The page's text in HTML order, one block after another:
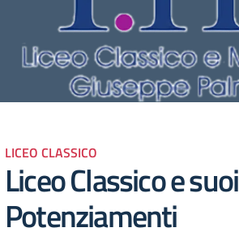
LICEO CLASSICO
Liceo Classico e suoi
Potenziamenti